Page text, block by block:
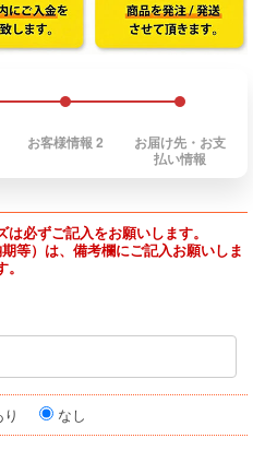
3
お客様情報 2
4
お届け先・お支
払い情報
必ずご記入をお願いします。
等）は、備考欄にご記入お願いしま
。
なし